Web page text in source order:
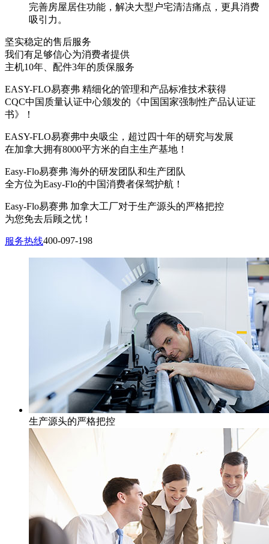
完善房屋居住功能，解决大型户宅清洁痛点，更具消费
吸引力。
坚实稳定的售后服务
我们有足够信心为消费者提供
主机10年、配件3年的质保服务
EASY-FLO易赛弗 精细化的管理和产品标准技术获得
CQC中国质量认证中心颁发的《中国国家强制性产品认证证
书》！
EASY-FLO易赛弗中央吸尘，超过四十年的研究与发展
在加拿大拥有8000平方米的自主生产基地！
Easy-Flo易赛弗 海外的研发团队和生产团队
全方位为Easy-Flo的中国消费者保驾护航！
Easy-Flo易赛弗 加拿大工厂对于生产源头的严格把控
为您免去后顾之忧！
服务热线400-097-198
生产源头的严格把控